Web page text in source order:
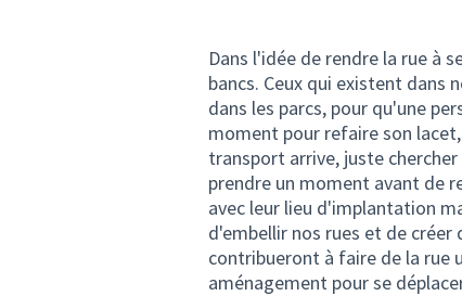
Dans l'idée de rendre la rue à
bancs. Ceux qui existent dans
dans les parcs, pour qu'une
moment pour refaire son
transport arrive, juste
prendre un moment avant de
avec leur lieu d'implantation
d'embellir nos rues et de créer
contribueront à faire de la rue
aménagement pour se